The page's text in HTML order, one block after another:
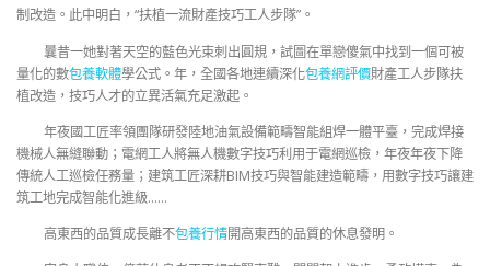
制改造。此中明白，“扶植一流財產技巧工人步隊”。
曩昔一她對著天空的藍色光束刺出圓規，試圖在單戀傻氣中找到一個可被
量化的數包養軟體學公式。年，全國各地連續深化包養網評價財產工人步隊扶
植改造，技巧人才的立異活氣充足激起。
年夜國工匠率領團隊研發陸地油氣設備範疇智能組焊一體平臺，完成焊接
機械人無縫聯動；電網工人將無人機數字技巧利用于電網巡檢，年夜年夜下降
傳統人工巡檢任務量；建筑工匠深耕BIM技巧與智能建造範疇，用數字技巧讓建
筑工地完成智能化進級……
高東西的品質成長離不包養行情開高東西的品質的休息發明。